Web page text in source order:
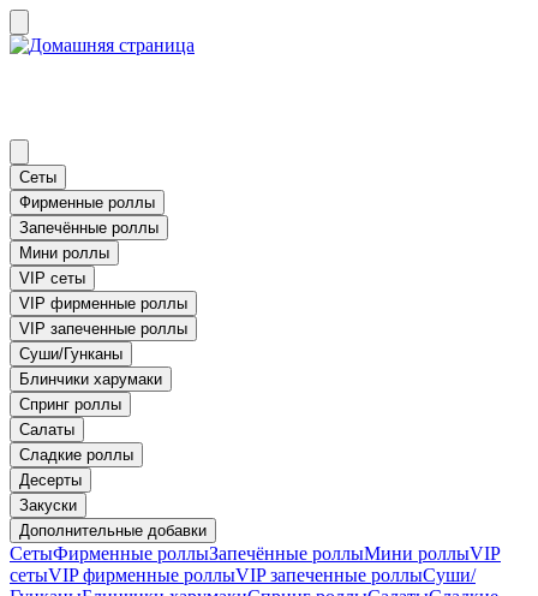
Сеты
Фирменные роллы
Запечённые роллы
Мини роллы
VIP сеты
VIP фирменные роллы
VIP запеченные роллы
Суши/Гунканы
Блинчики харумаки
Спринг роллы
Салаты
Сладкие роллы
Десерты
Закуски
Дополнительные добавки
СетыФирменные роллыЗапечённые роллыМини роллыVIP
сетыVIP фирменные роллыVIP запеченные роллыСуши/